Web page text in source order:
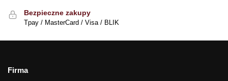
Bezpieczne zakupy
Tpay / MasterCard / Visa / BLIK
Firma